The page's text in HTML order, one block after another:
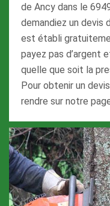
de Ancy dans le
demandiez un devis
est établi
payez pas d’argent
quelle que soit la
Pour obtenir un
rendre sur notre